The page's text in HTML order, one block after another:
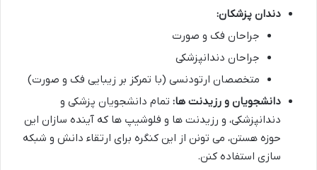
دندان پزشکان:
جراحان فک و صورت
جراحان دندانپزشکی
متخصصان ارتودنسی (با تمرکز بر زیبایی فک و صورت)
دانشجویان و رزیدنت ها: تمام دانشجویان پزشکی و
دندانپزشکی، و رزیدنت ها و فلوشیپ ها که آینده سازان این
حوزه هستن، می تونن از این کنگره برای ارتقاء دانش و شبکه
سازی استفاده کنن.